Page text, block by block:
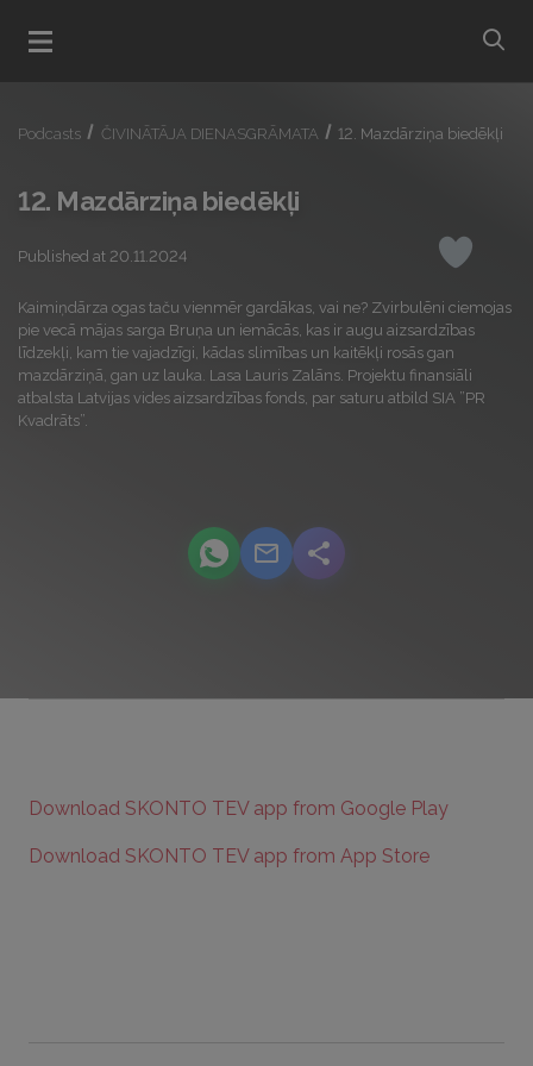
Open menu
Podcasts ČIVINĀTĀJA DIENASGRĀMATA 12. Mazdārziņa biedēkļi
12. Mazdārziņa biedēkļi
Published at 20.11.2024 Like
Kaimiņdārza ogas taču vienmēr gardākas, vai ne? Zvirbulēni ciemojas
pie vecā mājas sarga Bruņa un iemācās, kas ir augu aizsardzības
līdzekļi, kam tie vajadzīgi, kādas slimības un kaitēkļi rosās gan
mazdārziņā, gan uz lauka. Lasa Lauris Zalāns. Projektu finansiāli
atbalsta Latvijas vides aizsardzības fonds, par saturu atbild SIA ”PR
Kvadrāts”.
podcast.share-title WhatsApp
podcast.share-title Email
podcast.share-title
Download SKONTO TEV app from Google Play
Download SKONTO TEV app from App Store